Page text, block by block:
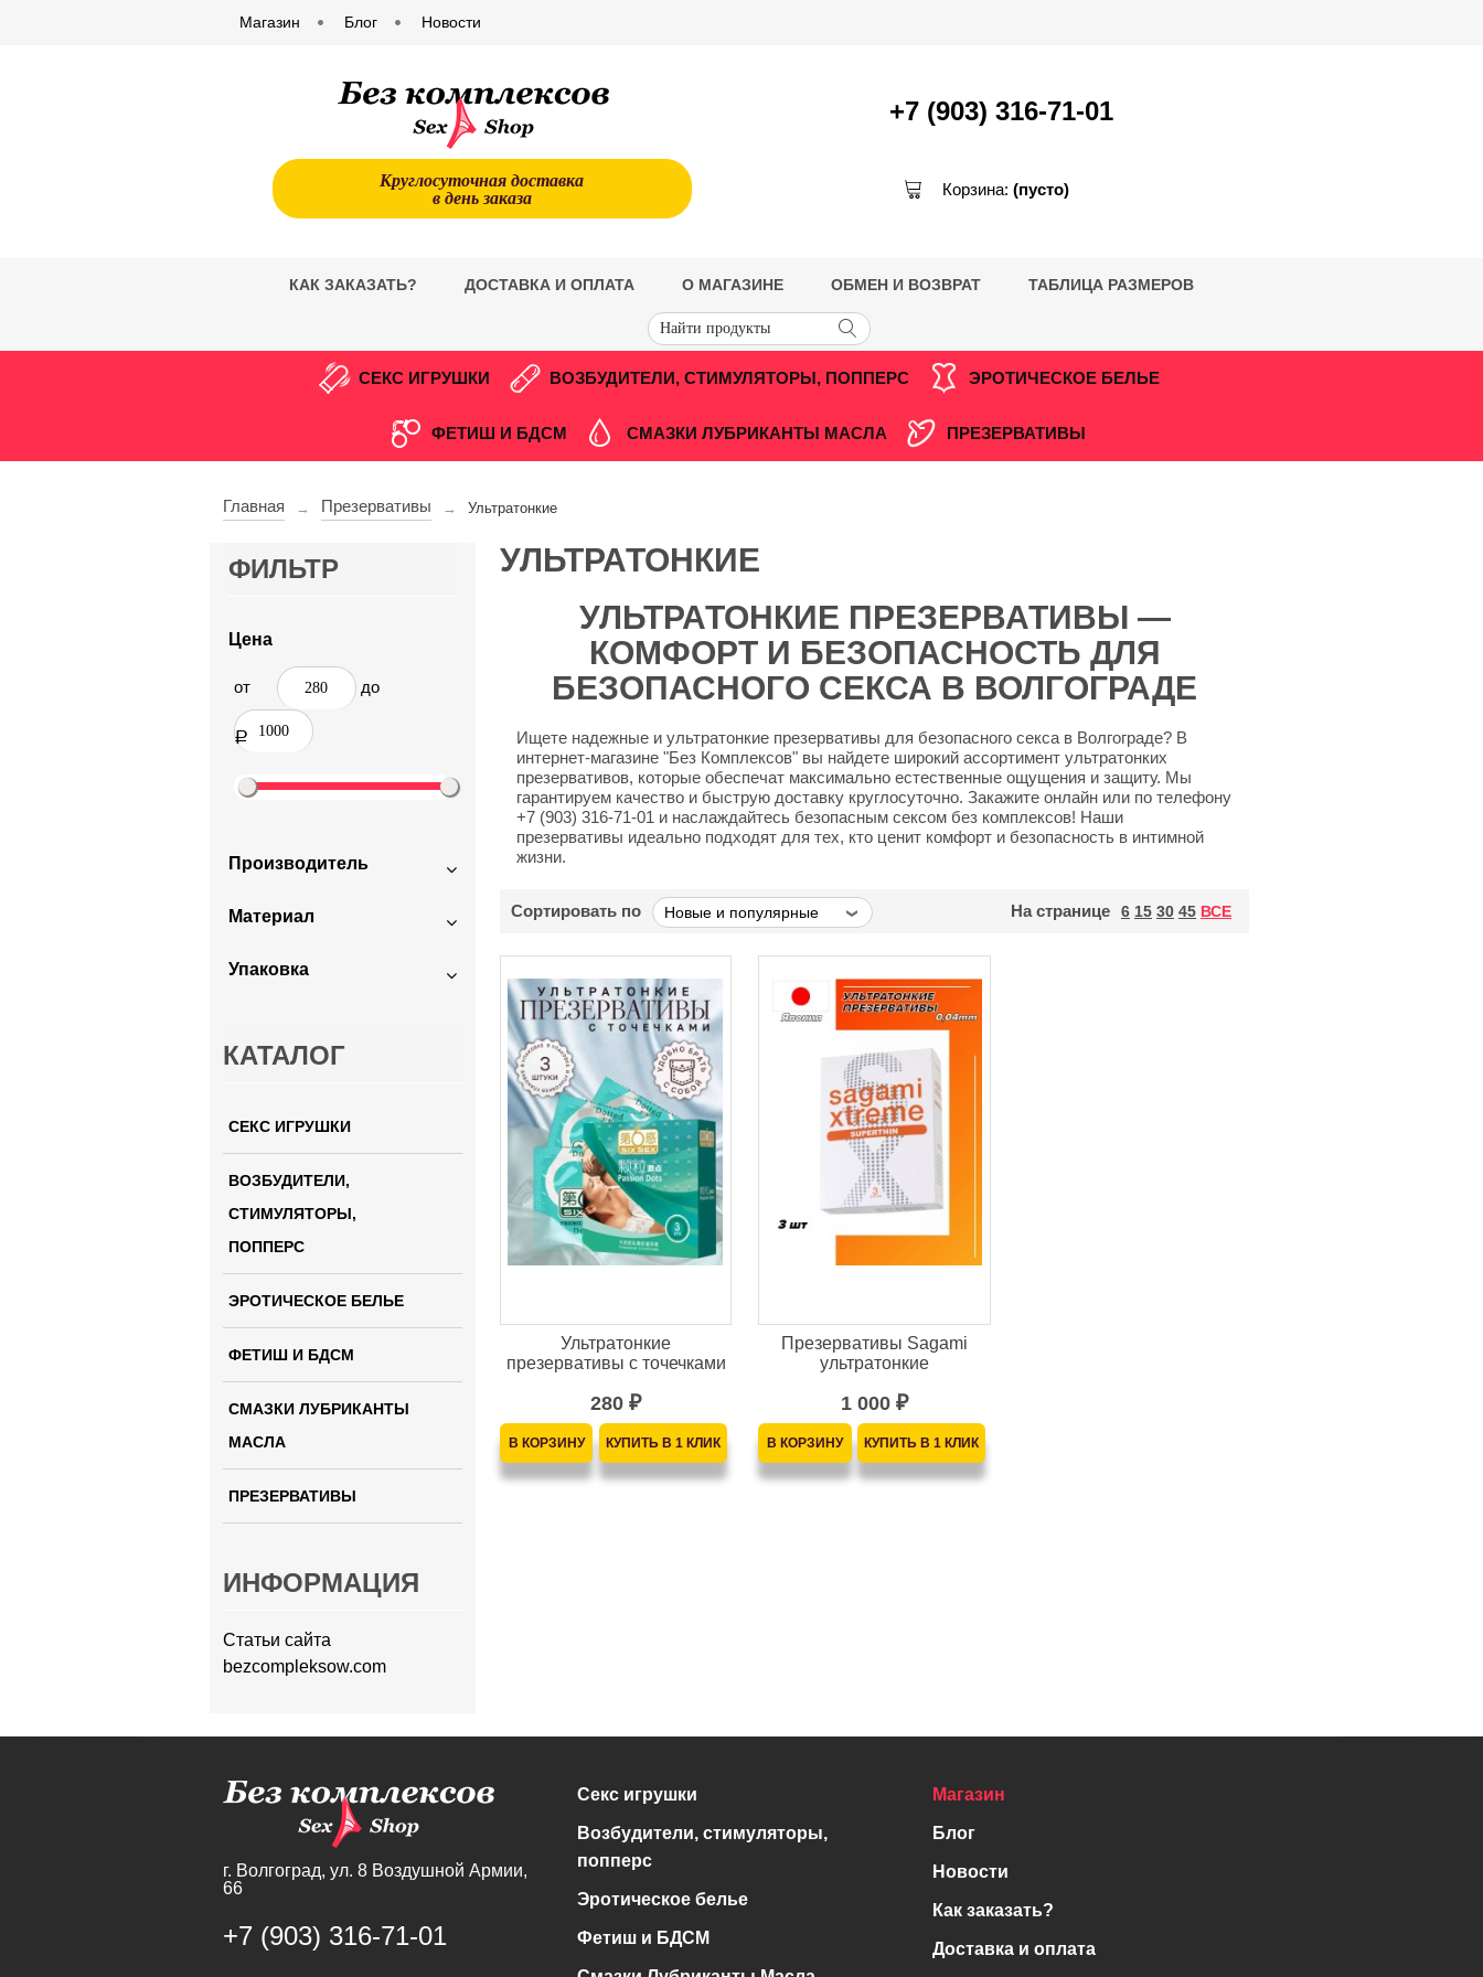
Магазин Блог Новости
+7 (903) 316-71-01
Круглосуточная доставка
в день заказа Корзина: (пусто)
КАК ЗАКАЗАТЬ? ДОСТАВКА И ОПЛАТА О МАГАЗИНЕ ОБМЕН И ВОЗВРАТ ТАБЛИЦА РАЗМЕРОВ
СЕКС ИГРУШКИ ВОЗБУДИТЕЛИ, СТИМУЛЯТОРЫ, ПОППЕРС ЭРОТИЧЕСКОЕ БЕЛЬЕ
ФЕТИШ И БДСМ СМАЗКИ ЛУБРИКАНТЫ МАСЛА ПРЕЗЕРВАТИВЫ
Главная → Презервативы → Ультратонкие
ФИЛЬТР
Цена
от до
Р
Производитель
Материал
Упаковка
КАТАЛОГ
СЕКС ИГРУШКИ
ВОЗБУДИТЕЛИ,
СТИМУЛЯТОРЫ,
ПОППЕРС
ЭРОТИЧЕСКОЕ БЕЛЬЕ
ФЕТИШ И БДСМ
СМАЗКИ ЛУБРИКАНТЫ
МАСЛА
ПРЕЗЕРВАТИВЫ
ИНФОРМАЦИЯ
Статьи сайта
bezcompleksow.com
УЛЬТРАТОНКИЕ
УЛЬТРАТОНКИЕ ПРЕЗЕРВАТИВЫ —
КОМФОРТ И БЕЗОПАСНОСТЬ ДЛЯ
БЕЗОПАСНОГО СЕКСА В ВОЛГОГРАДЕ
Ищете надежные и ультратонкие презервативы для безопасного секса в Волгограде? В
интернет-магазине "Без Комплексов" вы найдете широкий ассортимент ультратонких
презервативов, которые обеспечат максимально естественные ощущения и защиту. Мы
гарантируем качество и быструю доставку круглосуточно. Закажите онлайн или по телефону
+7 (903) 316-71-01 и наслаждайтесь безопасным сексом без комплексов! Наши
презервативы идеально подходят для тех, кто ценит комфорт и безопасность в интимной
жизни.
Сортировать по На странице 6 15 30 45 ВСЕ
Ультратонкие
презервативы с точечками
280 ₽
Презервативы Sagami
ультратонкие
1 000 ₽
г. Волгоград, ул. 8 Воздушной Армии,
66
+7 (903) 316-71-01
Секс игрушки
Возбудители, стимуляторы,
попперс
Эротическое белье
Фетиш и БДСМ
Магазин
Блог
Новости
Как заказать?
Доставка и оплата